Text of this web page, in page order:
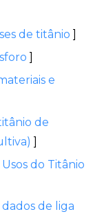
de titânio
e
de
do Titânio
de liga